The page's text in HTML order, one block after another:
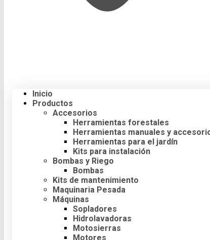
Inicio
Productos
Accesorios
Herramientas forestales
Herramientas manuales y
Herramientas para el jardín
Kits para instalación
Bombas y Riego
Bombas
Kits de mantenimiento
Maquinaria Pesada
Máquinas
Sopladores
Hidrolavadoras
Motosierras
Motores